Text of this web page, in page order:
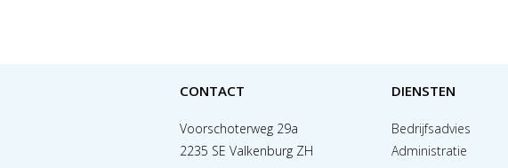
CONTACT
Voorschoterweg 29a
2235 SE Valkenburg ZH
DIENSTEN
Bedrijfsadvies
Administratie